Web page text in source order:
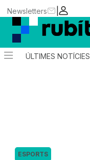
|
Newsletters
ÚLTIMES NOTÍCIES
ESPORTS